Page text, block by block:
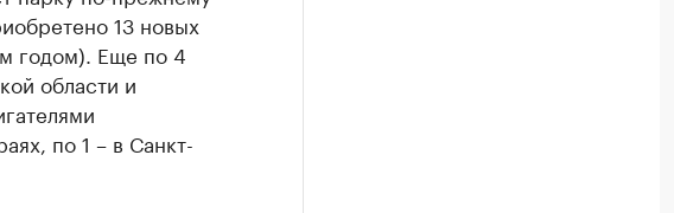
13 новых
годом). Еще по 4
области и
по 1 – в Санкт-